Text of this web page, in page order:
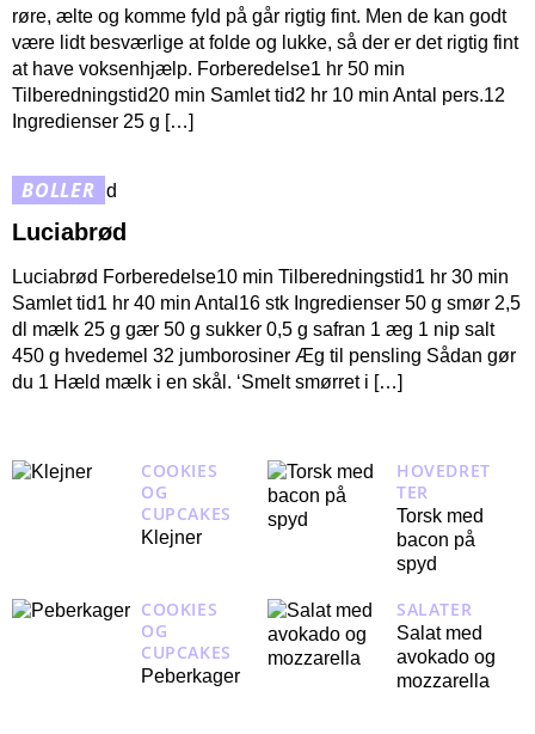
røre, ælte og komme fyld på går rigtig fint. Men de kan godt
være lidt besværlige at folde og lukke, så der er det rigtig fint
at have voksenhjælp. Forberedelse1 hr 50 min
Tilberedningstid20 min Samlet tid2 hr 10 min Antal pers.12
Ingredienser 25 g […]
BOLLER
Luciabrød
Luciabrød Forberedelse10 min Tilberedningstid1 hr 30 min
Samlet tid1 hr 40 min Antal16 stk Ingredienser 50 g smør 2,5
dl mælk 25 g gær 50 g sukker 0,5 g safran 1 æg 1 nip salt
450 g hvedemel 32 jumborosiner Æg til pensling Sådan gør
du 1 Hæld mælk i en skål. ‘Smelt smørret i […]
COOKIES
OG
CUPCAKES
Klejner
COOKIES
OG
CUPCAKES
Peberkager
HOVEDRET
TER
Torsk med
bacon på
spyd
SALATER
Salat med
avokado og
mozzarella